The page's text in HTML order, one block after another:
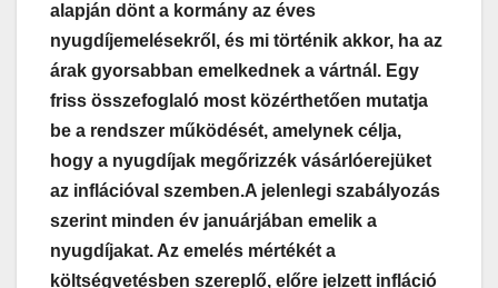
alapján dönt a kormány az éves
nyugdíjemelésekről, és mi történik akkor, ha az
árak gyorsabban emelkednek a vártnál. Egy
friss összefoglaló most közérthetően mutatja
be a rendszer működését, amelynek célja,
hogy a nyugdíjak megőrizzék vásárlóerejüket
az inflációval szemben.A jelenlegi szabályozás
szerint minden év januárjában emelik a
nyugdíjakat. Az emelés mértékét a
költségvetésben szereplő, előre jelzett infláció